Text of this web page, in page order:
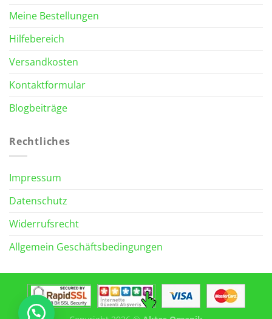
Meine Bestellungen
Hilfebereich
Versandkosten
Kontaktformular
Blogbeiträge
Rechtliches
Impressum
Datenschutz
Widerrufsrecht
Allgemein Geschäftsbedingungen